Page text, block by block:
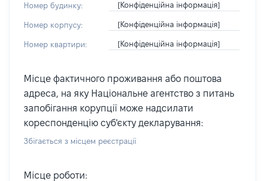
Номер будинку: [Конфіденційна інформація]
Номер корпусу: [Конфіденційна інформація]
Номер квартири: [Конфіденційна інформація]
Місце фактичного проживання або поштова
адреса, на яку Національне агентство з питань
запобігання корупції може надсилати
кореспонденцію суб'єкту декларування:
Збігається з місцем реєстрації
Місце роботи: